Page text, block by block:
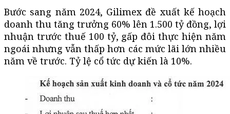
Bước sang năm 2024, Gilimex đề xuất kế hoạch
doanh thu tăng trưởng 60% lên 1.500 tỷ đồng, lợi
nhuận trước thuế 100 tỷ, gấp đôi thực hiện năm
ngoái nhưng vẫn thấp hơn các mức lãi lớn nhiều
năm về trước. Tỷ lệ cổ tức dự kiến là 10%.